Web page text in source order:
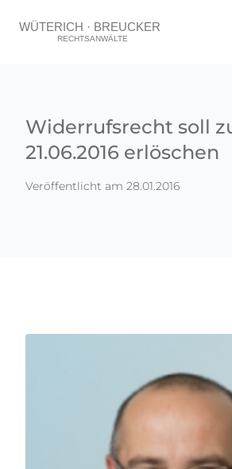
Widerrufsrecht soll
21.06.2016 erlöschen
Veröffentlicht am 28.01.2016